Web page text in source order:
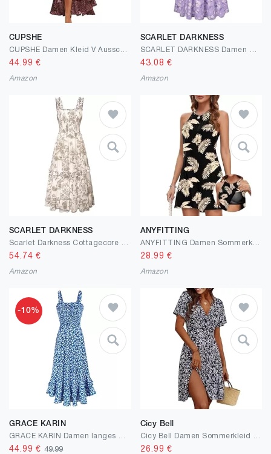
CUPSHE
44.99 €
Amazon
SCARLET DARKNESS
43.08 €
Amazon
SCARLET DARKNESS
54.74 €
Amazon
ANYFITTING
28.99 €
Amazon
-10%
GRACE KARIN
44.99 €49.99
Cicy Bell
26.99 €